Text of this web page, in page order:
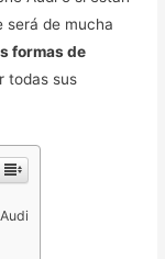
será de mucha
formas de
todas sus